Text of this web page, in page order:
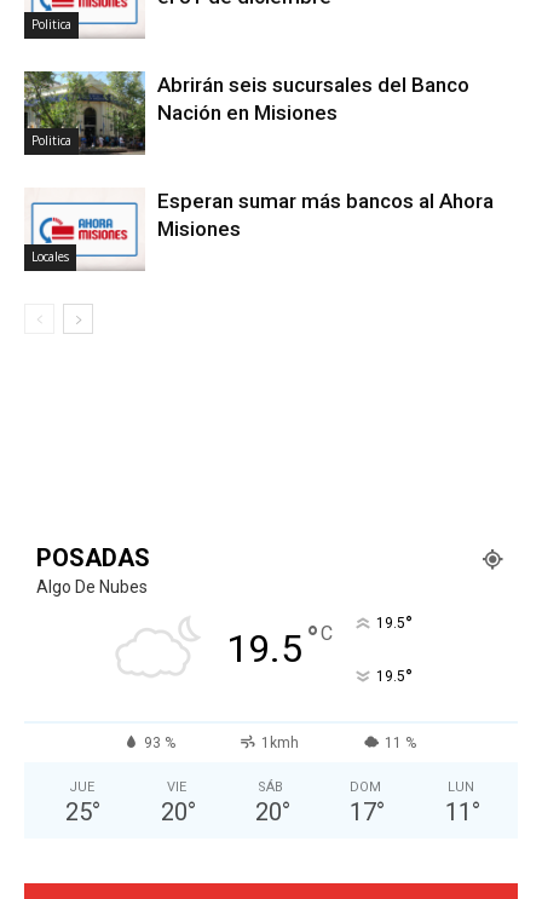
Politica
Politica
Abrirán seis sucursales del Banco
Nación en Misiones
Locales
Esperan sumar más bancos al Ahora
Misiones
POSADAS
Algo De Nubes
19.5°C 19.5°
19.5°
93 % 1kmh 11 %
JUE
25°
VIE
20°
SÁB
20°
DOM
17°
LUN
11 °